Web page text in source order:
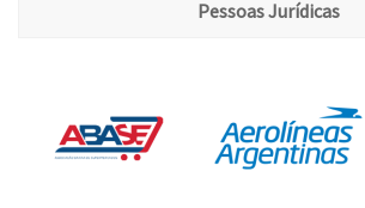
Pessoas Jurídicas